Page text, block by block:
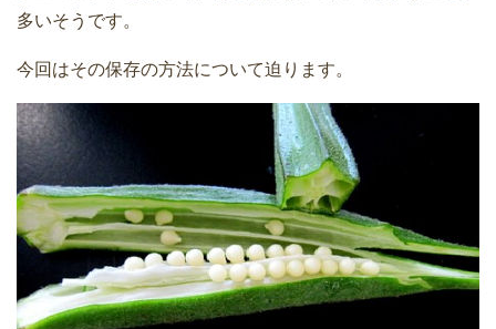
多いそうです。
今回はその保存の方法について迫ります。